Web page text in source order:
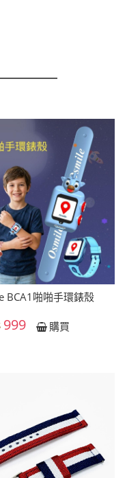
BCA1啪啪手環錶殼
999 購買